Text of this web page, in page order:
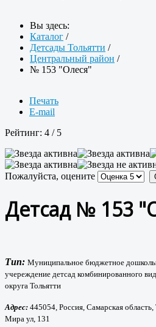
Вы здесь:
Каталог /
Детсады Тольятти /
Центральный район /
№ 153 "Олеся"
Печать
E-mail
Рейтинг: 4 / 5
Пожалуйста, оцените
Детсад № 153
Тип: Муниципальное бюджетное
учереждение детсад комбинированного
округа Тольятти
Адрес: 445054, Россия, Самарская
Мира ул, 131